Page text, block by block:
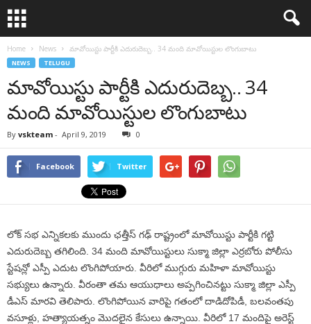
Home News మావోయిస్టు పార్టీకి ఎదురుదెబ్బ.. 34 మంది మావోయిస్టుల లొంగుబాటు
NEWS TELUGU
మావోయిస్టు పార్టీకి ఎదురుదెబ్బ.. 34
మంది మావోయిస్టుల లొంగుబాటు
By vskteam - April 9, 2019 0
Facebook Twitter
లోక్ సభ ఎన్నికలకు ముందు ఛత్తీస్ గఢ్ రాష్ట్రంలో మావోయిస్టు పార్టీకి గట్టి
ఎదురుదెబ్బ తగిలింది. 34 మంది మావోయిస్టులు సుక్మా జిల్లా ఎర్రబోరు పోలీసు
స్టేషన్లో ఎస్పీ ఎదుట లొంగిపోయారు. వీరిలో ముగ్గురు మహిళా మావోయిస్టు
సభ్యులు ఉన్నారు. వీరంతా తమ ఆయుధాలు అప్పగించినట్టు సుక్మా జిల్లా ఎస్పీ
డీఎస్ మారవి తెలిపారు. లొంగిపోయిన వారిపై గతంలో దాడిదోపిడీ, బలవంతపు
వసూళ్లు, హత్యాయత్నం మొదలైన కేసులు ఉన్నాయి. వీరిలో 17 మందిపై అరెస్ట్